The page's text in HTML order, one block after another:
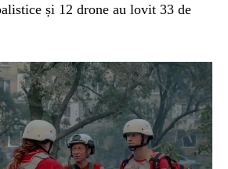
și 12 drone au lovit 33 de